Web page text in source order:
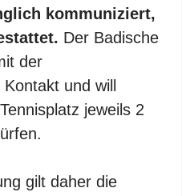
kommuniziert,
Der Badische
der
und will
jeweils 2
gilt daher die